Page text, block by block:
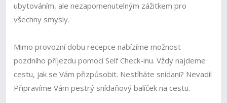
ubytováním, ale nezapomenutelným zážitkem pro
všechny smysly.
Mimo provozní dobu recepce nabízíme možnost
pozdního příjezdu pomocí Self Check-inu. Vždy najdeme
cestu, jak se Vám přizpůsobit. Nestíháte snídani? Nevadí!
Připravíme Vám pestrý snídaňový balíček na cestu.